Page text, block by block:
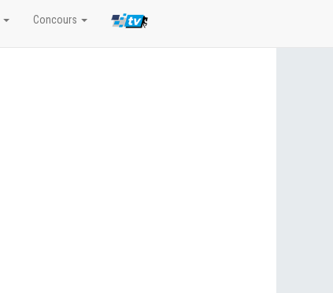
Concours